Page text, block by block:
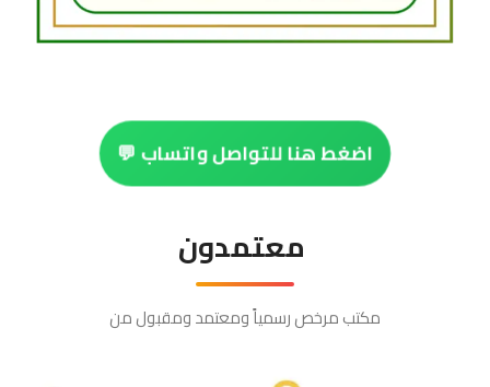
اضغط هنا للتواصل واتساب 💬
معتمدون
مكتب مرخص رسمياً ومعتمد ومقبول من